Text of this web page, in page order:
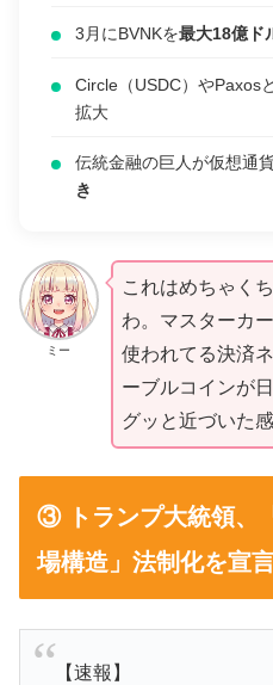
3月にBVNKを最大18億ド
Circle（USDC）やPaxos
拡大
伝統金融の巨人が仮想通
き
ミー
これはめちゃく
わ。マスターカ
使われてる決済
ーブルコインが
グッと近づいた
③ トランプ大統領、
場構造」法制化を宣
【速報】